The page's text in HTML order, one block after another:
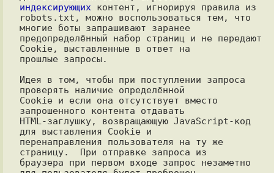
индексирующих контент, игнорируя правила из
robots.txt, можно воспользоваться тем, что
многие боты запрашивают заранее
предопределённый набор страниц и не передают
Cookie, выставленные в ответ на
прошлые запросы.
Идея в том, чтобы при поступлении запроса
проверять наличие определённой
Cookie и если она отсутствует вместо
запрошенного контента отдавать
HTML-заглушку, возвращающую JavaScript-код
для выставления Cookie и
перенаправления пользователя на ту же
страницу.  При отправке запроса из
браузера при первом входе запрос незаметно